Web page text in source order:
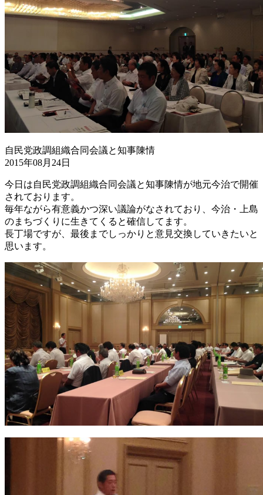
自民党政調組織合同会議と知事陳情
2015年08月24日
今日は自民党政調組織合同会議と知事陳情が地元今治で開催
されております。
毎年ながら有意義かつ深い議論がなされており、今治・上島
のまちづくりに生きてくると確信してます。
長丁場ですが、最後までしっかりと意見交換していきたいと
思います。